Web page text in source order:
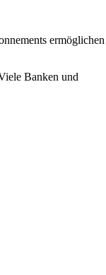
ermöglichen
Banken und